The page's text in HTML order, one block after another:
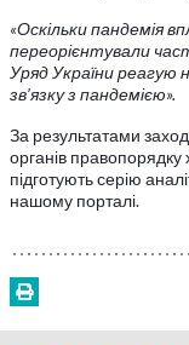
«Оскільки пандемія
переорієнтували
Уряд України
зв’язку з пандемією».
За результатами
органів правопорядку
підготують серію
нашому порталі.